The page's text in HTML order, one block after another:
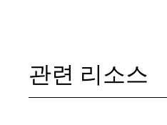
관련 리소스